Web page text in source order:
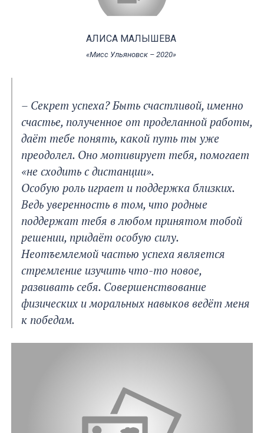
АЛИСА МАЛЫШЕВА
«Мисс Ульяновск – 2020»
– Секрет успеха? Быть счастливой, именно
счастье, полученное от проделанной работы,
даёт тебе понять, какой путь ты уже
преодолел. Оно мотивирует тебя, помогает
«не сходить с дистанции».
Особую роль играет и поддержка близких.
Ведь уверенность в том, что родные
поддержат тебя в любом принятом тобой
решении, придаёт особую силу.
Неотъемлемой частью успеха является
стремление изучить что-то новое,
развивать себя. Совершенствование
физических и моральных навыков ведёт меня
к победам.